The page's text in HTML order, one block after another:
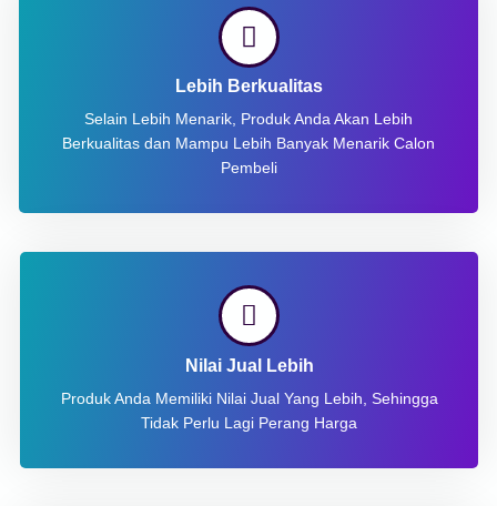
Lebih Berkualitas
Selain Lebih Menarik, Produk Anda Akan Lebih
Berkualitas dan Mampu Lebih Banyak Menarik Calon
Pembeli
Nilai Jual Lebih
Produk Anda Memiliki Nilai Jual Yang Lebih, Sehingga
Tidak Perlu Lagi Perang Harga